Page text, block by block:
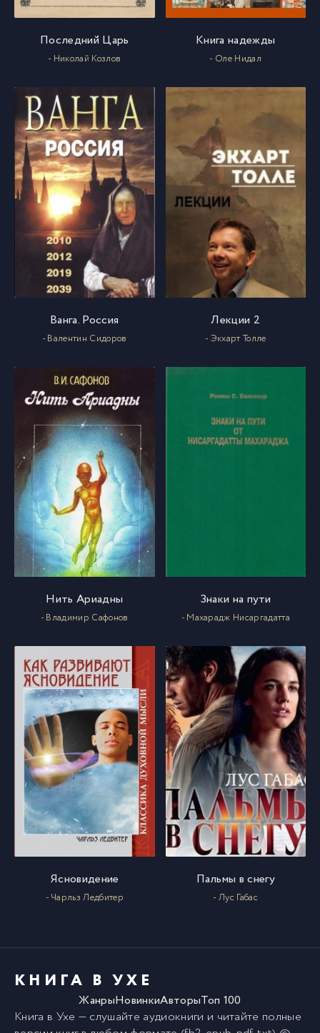
016
17 017
18 018
19 019
020
021
022
24 024
25 025
26 026
27 027
28 028
029
30 030
031
32 032
33 033
035
Последний Царь
- Николай Козлов
Книга надежды
- Оле Нидал
Ванга. Россия
- Валентин Сидоров
Лекции 2
- Экхарт Толле
Нить Ариадны
- Владимир Сафонов
Знаки на пути
- Махарадж Нисаргадатта
Ясновидение
- Чарльз Ледбитер
Пальмы в снегу
- Лус Габас
КНИГА В УХЕ
ЖанрыНовинкиАвторыТоп 100
Книга в Ухе — слушайте аудиокниги и читайте полные